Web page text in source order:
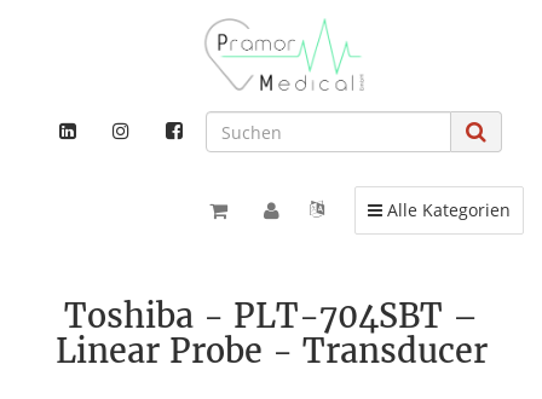
Toggle navigation
Alle Kategorien
Toshiba - PLT-704SBT –
Linear Probe - Transducer